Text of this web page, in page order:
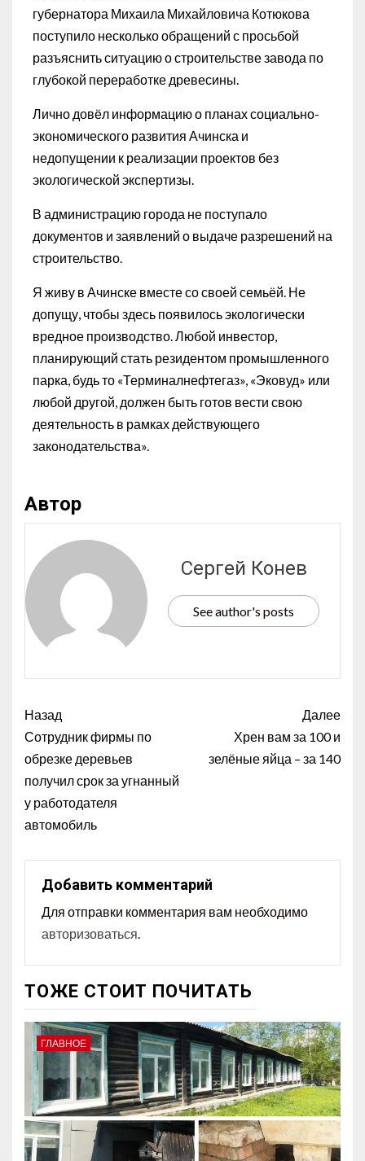
губернатора Михаила Михайловича Котюкова
поступило несколько обращений с просьбой
разъяснить ситуацию о строительстве завода по
глубокой переработке древесины.
Лично довёл информацию о планах социально-
экономического развития Ачинска и
недопущении к реализации проектов без
экологической экспертизы.
В администрацию города не поступало
документов и заявлений о выдаче разрешений на
строительство.
Я живу в Ачинске вместе со своей семьёй. Не
допущу, чтобы здесь появилось экологически
вредное производство. Любой инвестор,
планирующий стать резидентом промышленного
парка, будь то «Терминалнефтегаз», «Эковуд» или
любой другой, должен быть готов вести свою
деятельность в рамках действующего
законодательства».
Автор
Сергей Конев
See author's posts
Назад
Сотрудник фирмы по
обрезке деревьев
получил срок за угнанный
у работодателя
автомобиль
Далее
Хрен вам за 100 и
зелёные яйца – за 140
Добавить комментарий
Для отправки комментария вам необходимо
авторизоваться
ТОЖЕ СТОИТ ПОЧИТАТЬ
ГЛАВНОЕ